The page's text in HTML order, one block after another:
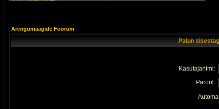
Arengumaagide Foorum
Palun
Kasutajanimi:
Parool: